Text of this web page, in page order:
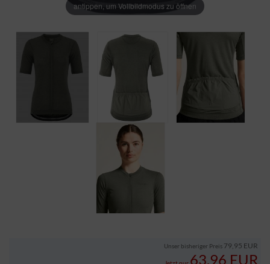
antippen, um Vollbildmodus zu öffnen
Unser bisheriger Preis 79,95 EUR
63,96 EUR